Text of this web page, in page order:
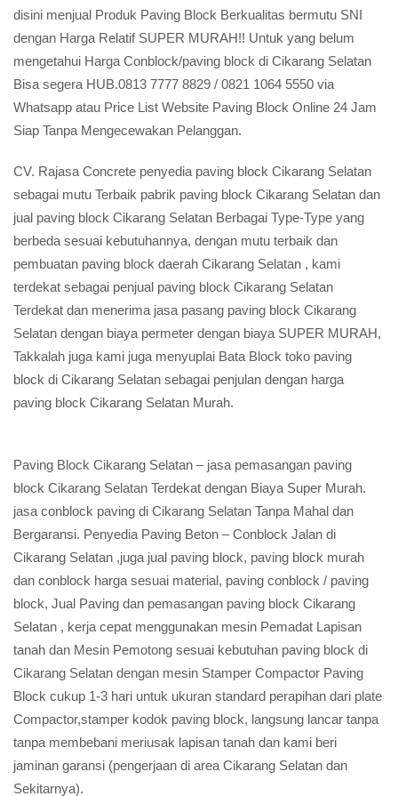
disini menjual Produk Paving Block Berkualitas bermutu SNI
dengan Harga Relatif SUPER MURAH!! Untuk yang belum
mengetahui Harga Conblock/paving block di Cikarang Selatan
Bisa segera HUB.0813 7777 8829 / 0821 1064 5550 via
Whatsapp atau Price List Website Paving Block Online 24 Jam
Siap Tanpa Mengecewakan Pelanggan.
CV. Rajasa Concrete penyedia paving block Cikarang Selatan
sebagai mutu Terbaik pabrik paving block Cikarang Selatan dan
jual paving block Cikarang Selatan Berbagai Type-Type yang
berbeda sesuai kebutuhannya, dengan mutu terbaik dan
pembuatan paving block daerah Cikarang Selatan , kami
terdekat sebagai penjual paving block Cikarang Selatan
Terdekat dan menerima jasa pasang paving block Cikarang
Selatan dengan biaya permeter dengan biaya SUPER MURAH,
Takkalah juga kami juga menyuplai Bata Block toko paving
block di Cikarang Selatan sebagai penjulan dengan harga
paving block Cikarang Selatan Murah.
Paving Block Cikarang Selatan – jasa pemasangan paving
block Cikarang Selatan Terdekat dengan Biaya Super Murah.
jasa conblock paving di Cikarang Selatan Tanpa Mahal dan
Bergaransi. Penyedia Paving Beton – Conblock Jalan di
Cikarang Selatan ,juga jual paving block, paving block murah
dan conblock harga sesuai material, paving conblock / paving
block, Jual Paving dan pemasangan paving block Cikarang
Selatan , kerja cepat menggunakan mesin Pemadat Lapisan
tanah dan Mesin Pemotong sesuai kebutuhan paving block di
Cikarang Selatan dengan mesin Stamper Compactor Paving
Block cukup 1-3 hari untuk ukuran standard perapihan dari plate
Compactor,stamper kodok paving block, langsung lancar tanpa
tanpa membebani meriusak lapisan tanah dan kami beri
jaminan garansi (pengerjaan di area Cikarang Selatan dan
Sekitarnya).